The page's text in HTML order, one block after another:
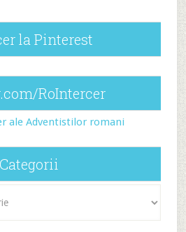
la Pinterest
RoIntercer
ale Adventistilor romani
Categorii